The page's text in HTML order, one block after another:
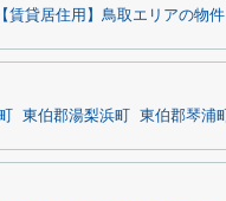
【賃貸居住用】鳥取エリアの物件
東伯郡湯梨浜町 東伯郡琴浦町